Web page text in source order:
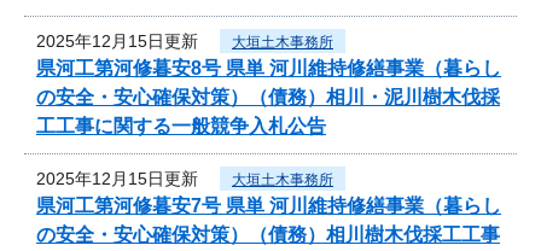
2025年12月15日更新 大垣土木事務所
県河工第河修暮安8号 県単 河川維持修繕事業（暮らし
の安全・安心確保対策）（債務）相川・泥川樹木伐採
工工事に関する一般競争入札公告
2025年12月15日更新 大垣土木事務所
県河工第河修暮安7号 県単 河川維持修繕事業（暮らし
の安全・安心確保対策）（債務）相川樹木伐採工工事